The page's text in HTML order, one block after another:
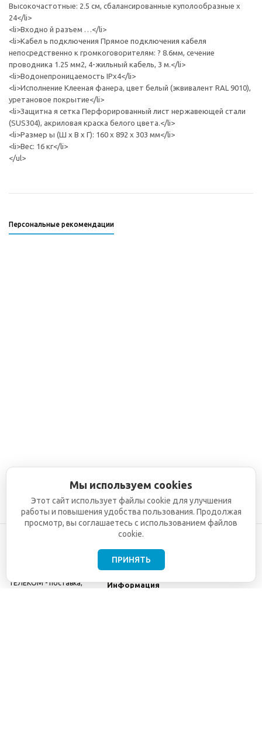
Высокочастотные: 2.5 см, сбалансированные куполообразные x
24</li>
<li>Входно й разъем …</li>
<li>Кабел ь подключения Прямое подключения кабеля
непосредственно к громкоговорителям: ? 8.6мм, сечение
проводника 1.25 мм2, 4-жильный кабель, 3 м.</li>
<li>Водонепроницаемость IPx4</li>
<li>Исполнение Клееная фанера, цвет белый (эквивалент RAL 9010),
уретановое покрытие</li>
<li>Защитна я сетка Перфорированный лист нержавеющей стали
(SUS304), акриловая краска белого цвета.</li>
<li>Размер ы (Ш x В x Г): 160 x 892 x 303 мм</li>
<li>Вес: 16 кг</li>
</ul>
Персональные рекомендации
ТЕЛЕКОМ - поставка,
Информация
Мы используем cookies
Этот сайт использует файлы cookie для улучшения
работы и повышения удобства пользования. Продолжая
просмотр, вы соглашаетесь с использованием файлов
cookie.
ПРИНЯТЬ